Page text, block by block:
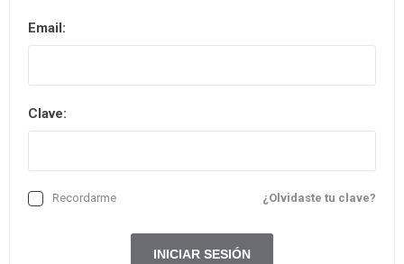
Email:
Clave:
¿Olvidaste tu clave?
Recordarme